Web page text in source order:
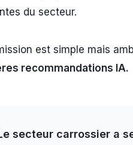
du secteur.
est simple mais
recommandations IA.
secteur carrossier a